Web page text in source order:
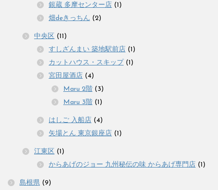
銀蔵 多摩センター店 (1)
畑deきっちん (2)
中央区 (11)
すしざんまい 築地駅前店 (1)
カットハウス・スキップ (1)
宮田屋酒店 (4)
Maru 2階 (3)
Maru 3階 (1)
はしご 入船店 (4)
矢場とん 東京銀座店 (1)
江東区 (1)
からあげのジョー 九州秘伝の味 からあげ専門店 (1)
島根県 (9)